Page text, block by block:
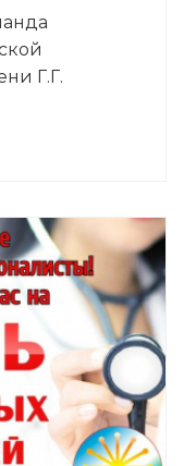
Г.Г.